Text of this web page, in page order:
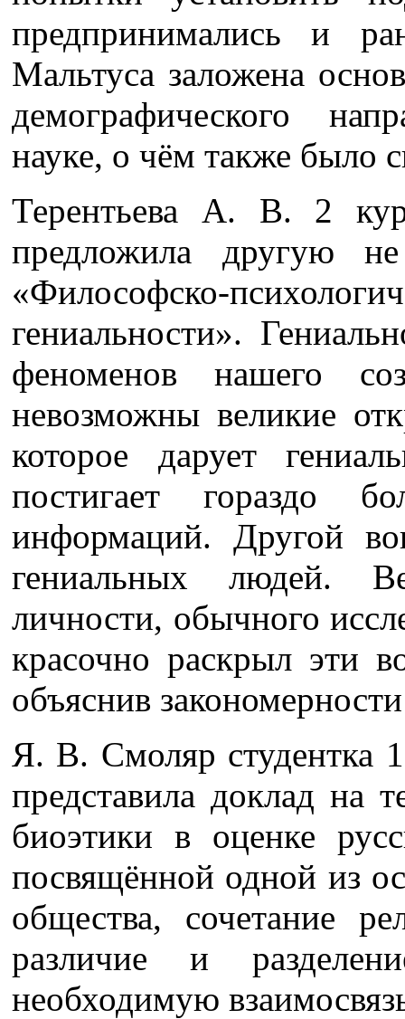
предпринимались и
Мальтуса заложена
демографического
науке, о чём также было
Терентьева А. В. 2
предложила другую
«Философско-
гениальности».
феноменов нашего
невозможны великие
которое дарует
постигает гораздо
информаций. Другой
гениальных людей.
личности, обычного
красочно раскрыл эти
объяснив
Я. В. Смоляр студентка 1
представила доклад на
биоэтики в оценке
посвящённой одной из
общества, сочетание
различие и
необходимую